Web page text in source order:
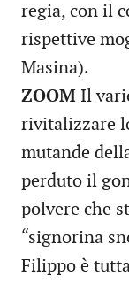
regia, con il
rispettive
Masina).
ZOOM Il
rivitalizzare
mutande
perduto il
polvere che
“signorina
Filippo è